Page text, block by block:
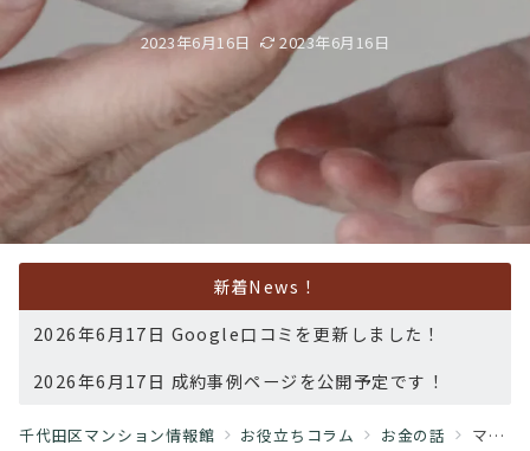
2023年6月16日 2023年6月16日
新着News！
2026年6月17日 Google口コミを更新しました！
2026年6月17日 成約事例ページを公開予定です！
千代田区マンション情報館 お役立ちコラム お金の話 マンション修繕決議「出席者過半数」で 法制審が緩和案